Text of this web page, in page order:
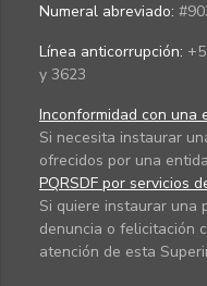
Numeral abreviado:
Línea anticorrupción:
y 3623
Inconformidad con una
Si necesita instaurar
ofrecidos por una
PQRSDF por servicios
Si quiere instaurar una
denuncia o felicitación
atención de esta